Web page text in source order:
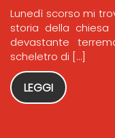
Lunedì scorso mi
storia della
devastante
scheletro di […]
LEGGI